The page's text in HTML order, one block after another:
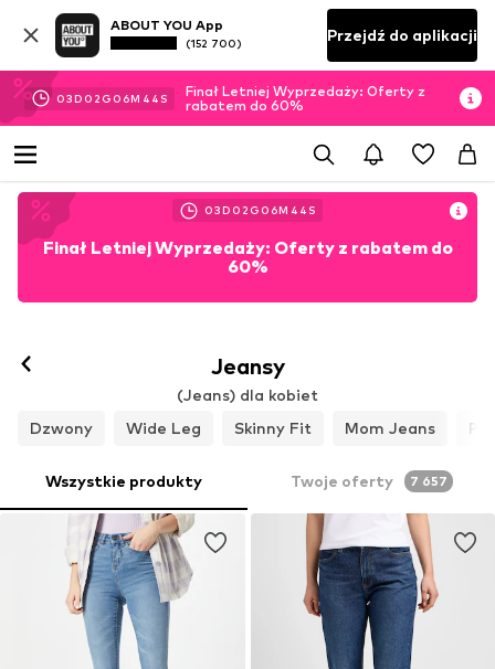
ABOUT YOU App
(152 700) Przejdź do aplikacji
03D 02 G 06M 42 S
Finał Letniej Wyprzedaży: Oferty z
rabatem do 60%
03D 02 G 06M 42 S
Finał Letniej Wyprzedaży: Oferty z rabatem do
60%
Jeansy
(Jeans) dla kobiet
Dzwony
Wide Leg Skinny Fit Mom Jeans
Wszystkie produkty Twoje oferty 7 657